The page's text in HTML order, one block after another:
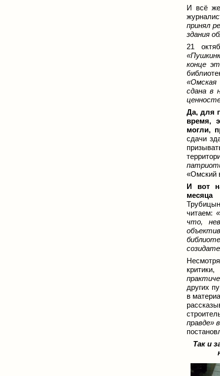
И всё же
принял
здания
21
конце
«Омская
сдана в
Да, для
время,
могли,
сдачи
«Омский
И вот
месяца
читаем:
что,
других
в
правде»
Так и